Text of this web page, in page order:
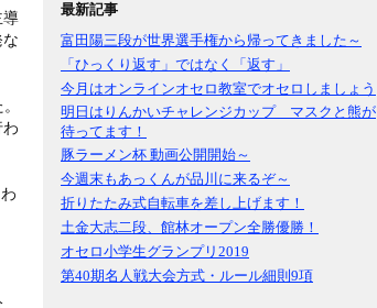
最新記事
富田陽三段が世界選手権から帰ってきました～
「ひっくり返す」ではなく「返す」
今月はオンラインオセロ教室でオセロしましょう
明日はりんかいチャレンジカップ マスクと熊が
待ってます！
豚ラーメン杯 動画公開開始～
今週末もあっくんが品川に来るぞ～
折りたたみ式自転車を差し上げます！
土金大志二段、館林オープン全勝優勝！
オセロ小学生グランプリ2019
第40期名人戦大会方式・ルール細則9項
導